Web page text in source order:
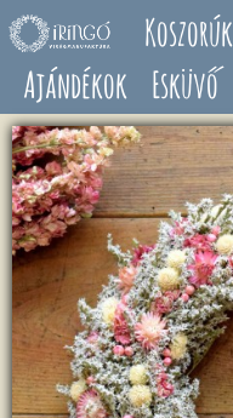
Ugrás a tartalomra Koszorúk
Ajándékok Esküvő